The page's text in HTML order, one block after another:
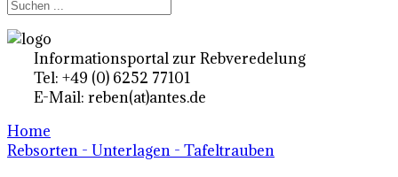
Informationsportal zur Rebveredelung
Tel: +49 (0) 6252 77101
E-Mail: reben(at)antes.de
Home
Rebsorten - Unterlagen - Tafeltrauben